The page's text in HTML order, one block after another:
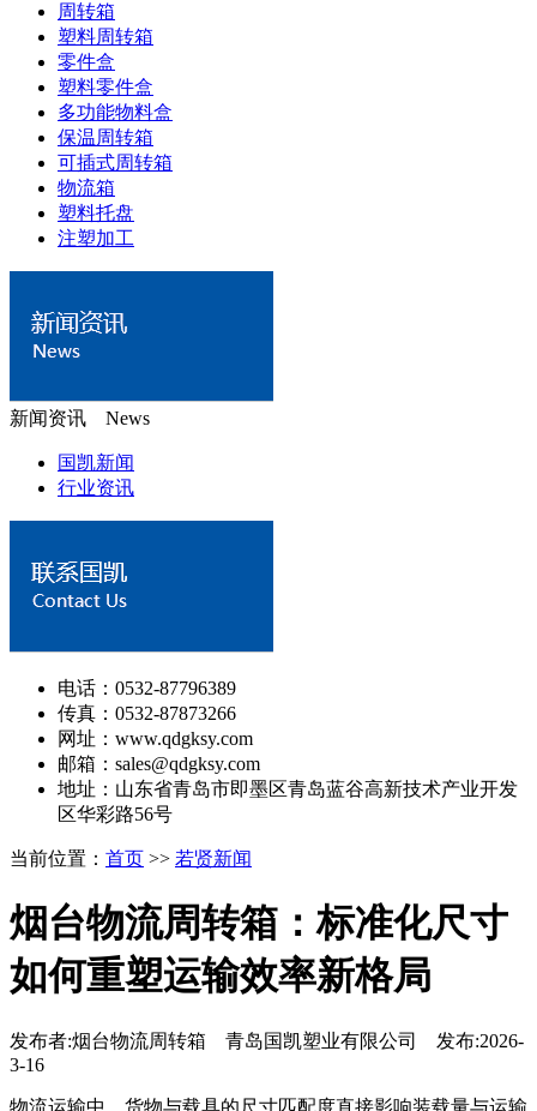
周转箱
塑料周转箱
零件盒
塑料零件盒
多功能物料盒
保温周转箱
可插式周转箱
物流箱
塑料托盘
注塑加工
新闻资讯 News
国凯新闻
行业资讯
电话：0532-87796389
传真：0532-87873266
网址：www.qdgksy.com
邮箱：sales@qdgksy.com
地址：山东省青岛市即墨区青岛蓝谷高新技术产业开发
区华彩路56号
当前位置： 首页 >> 若贤新闻
烟台物流周转箱：标准化尺寸
如何重塑运输效率新格局
发布者:烟台物流周转箱 青岛国凯塑业有限公司 发布:2026-
3-16
物流运输中，货物与载具的尺寸匹配度直接影响装载量与运输